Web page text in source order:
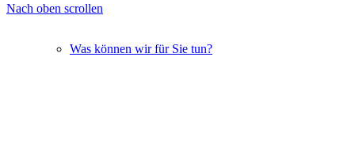
Was können wir für Sie tun?
Nach oben scrollen